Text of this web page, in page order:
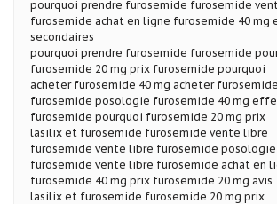
pourquoi prendre furosemide furosemide
furosemide achat en ligne furosemide 40 mg
secondaires
pourquoi prendre furosemide furosemide
furosemide 20 mg prix furosemide pourquoi
acheter furosemide 40 mg acheter
furosemide posologie furosemide 40 mg
furosemide pourquoi furosemide 20 mg prix
lasilix et furosemide furosemide vente libre
furosemide vente libre furosemide posologie
furosemide vente libre furosemide achat en
furosemide 40 mg prix furosemide 20 mg avis
lasilix et furosemide furosemide 20 mg prix